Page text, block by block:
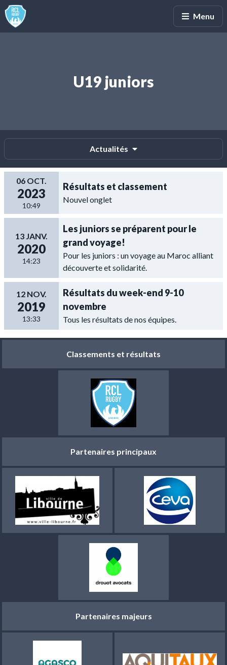
Menu
Les équipes
Baby rugby
U19 juniors
Actualités
06 OCT.
2023
10:49
Résultats et classement
Nouvel onglet
13 JANV.
2020
14:23
Les juniors se préparent pour le
grand voyage!
Pour les juniors : un voyage au Maroc alliant
découverte et solidarité.
12 NOV.
2019
13:33
Résultats du week-end 9-10
novembre
Tous les résultats de nos équipes.
Classements et résultats
Partenaires principaux
Partenaires majeurs